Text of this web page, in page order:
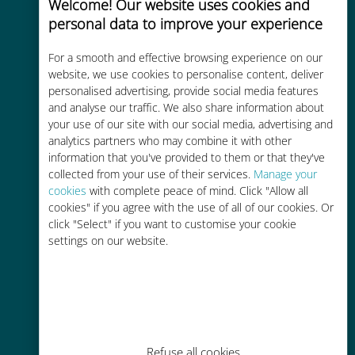
Welcome! Our website uses cookies and
personal data to improve your experience
For a smooth and effective browsing experience on our
website, we use cookies to personalise content, deliver
personalised advertising, provide social media features
and analyse our traffic. We also share information about
your use of our site with our social media, advertising and
analytics partners who may combine it with other
information that you've provided to them or that they've
collected from your use of their services. Manage your
cookies with complete peace of mind. Click "Allow all
cookies" if you agree with the use of all of our cookies. Or
click "Select" if you want to customise your cookie
settings on our website.
Refuse all cookies
Uygun maliyetli
Mevcut operatörünüzle dolaşım
ücretlerinden %90'a kadar daha
ucuz
Kolay doldurma
Ubigi uygulaması aracılığıyla her